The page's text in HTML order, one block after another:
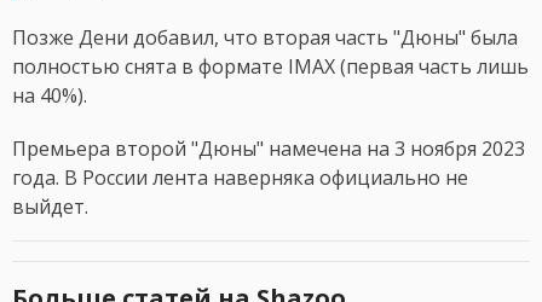
Позже Дени добавил, что вторая часть "Дюны" была
полностью снята в формате IMAX (первая часть лишь
на 40%).
Премьера второй "Дюны" намечена на 3 ноября 2023
года. В России лента наверняка официально не
выйдет.